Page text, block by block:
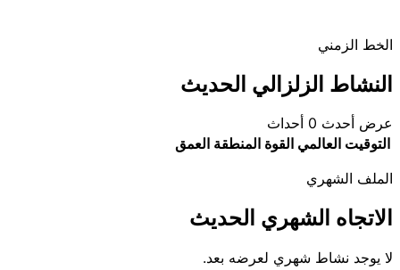
الخط الزمني
النشاط الزلزالي الحديث
عرض أحدث 0 أحداث
التوقيت العالمي القوة المنطقة العمق
الملف الشهري
الاتجاه الشهري الحديث
لا يوجد نشاط شهري لعرضه بعد.